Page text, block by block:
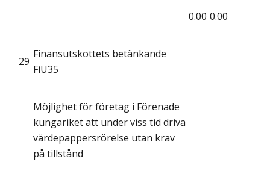
0.00 0.00
29
Finansutskottets betänkande
FiU35
Möjlighet för företag i Förenade
kungariket att under viss tid driva
värdepappersrörelse utan krav
på tillstånd